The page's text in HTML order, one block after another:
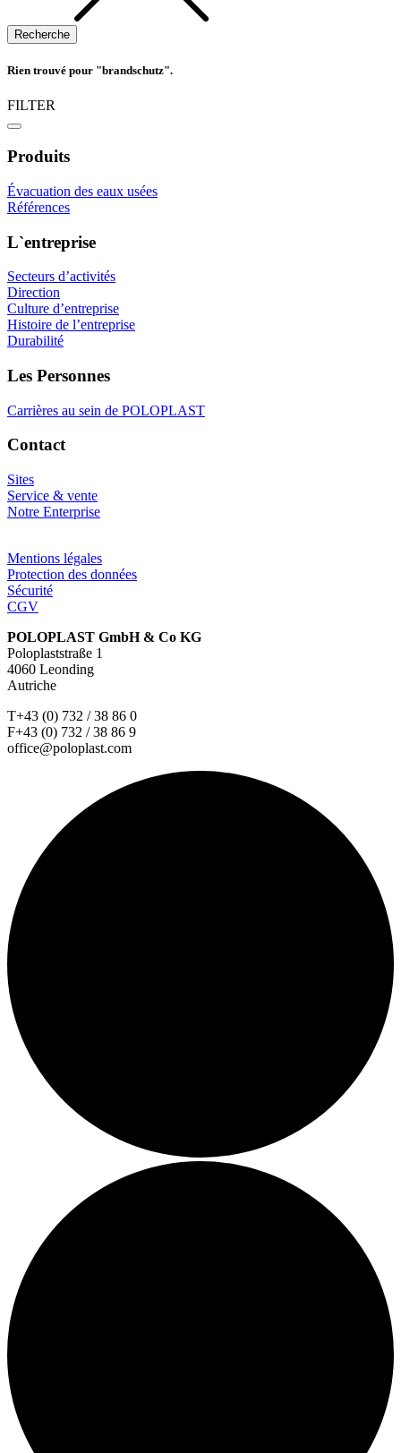
Rien trouvé pour "brandschutz".
FILTER
Produits
Évacuation des eaux usées
Références
L`entreprise
Secteurs d’activités
Direction
Culture d’entreprise
Histoire de l’entreprise
Durabilité
Les Personnes
Carrières au sein de POLOPLAST
Contact
Sites
Service & vente
Notre Enterprise
Mentions légales
Protection des données
Sécurité
CGV
POLOPLAST GmbH & Co KG
Poloplaststraße 1
4060 Leonding
Autriche
T+43 (0) 732 / 38 86 0
F+43 (0) 732 / 38 86 9
office@poloplast.com